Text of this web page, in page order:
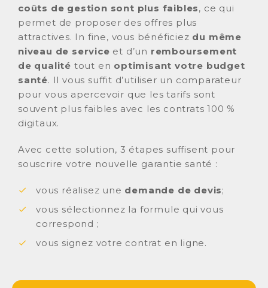
coûts de gestion sont plus faibles, ce qui
permet de proposer des offres plus
attractives. In fine, vous bénéficiez du même
niveau de service et d’un remboursement
de qualité tout en optimisant votre budget
santé. Il vous suffit d’utiliser un comparateur
pour vous apercevoir que les tarifs sont
souvent plus faibles avec les contrats 100 %
digitaux.
Avec cette solution, 3 étapes suffisent pour
souscrire votre nouvelle garantie santé :
vous réalisez une demande de devis;
vous sélectionnez la formule qui vous
correspond ;
vous signez votre contrat en ligne.